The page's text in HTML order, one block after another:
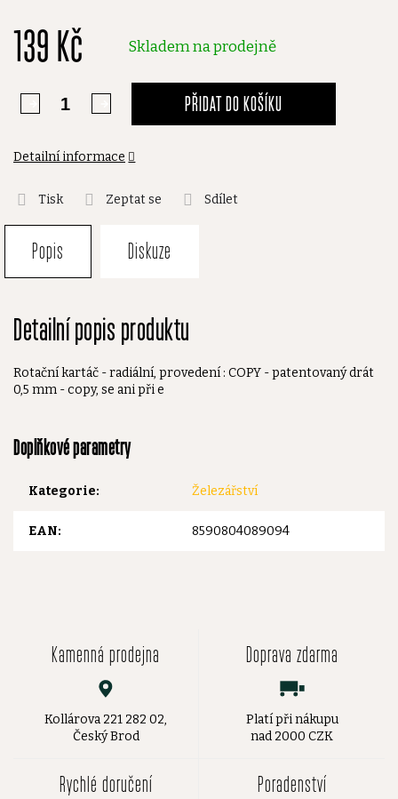
139 Kč Skladem na prodejně
PŘIDAT DO KOŠÍKU
Detailní informace
Tisk Zeptat se Sdílet
Popis Diskuze
Detailní popis produktu
Rotační kartáč - radiální, provedení : COPY - patentovaný drát
0,5 mm - copy, se ani při e
Doplňkové parametry
Kategorie: Železářství
EAN: 8590804089094
Kamenná prodejna
Kollárova 221 282 02,
Český Brod
Doprava zdarma
Platí při nákupu
nad 2000 CZK
Rychlé doručení Poradenství